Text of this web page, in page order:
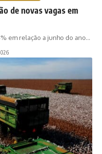
de novas vagas em
em relação a junho do ano…